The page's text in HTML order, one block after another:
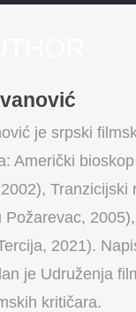
je srpski
Američki
2021).
je Udruženja
kritičara.